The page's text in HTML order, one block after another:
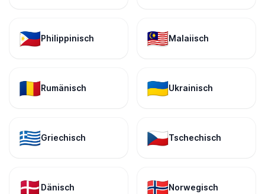
🇵🇭Philippinisch 🇲🇾Malaiisch
🇷🇴Rumänisch 🇺🇦Ukrainisch
🇬🇷Griechisch 🇨🇿Tschechisch
🇩🇰 Dänisch 🇳🇴Norwegisch